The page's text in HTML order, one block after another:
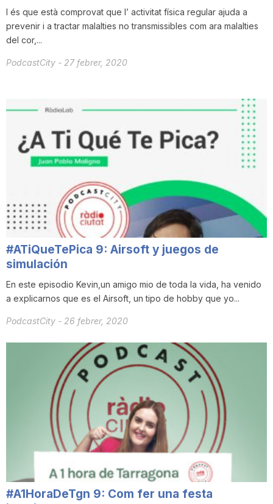
I és que està comprovat que l’ activitat física regular ajuda a
prevenir i a tractar malalties no transmissibles com ara malalties
del cor,...
PodcastCity - 27 febrer, 2020
#ATiQueTePica 9: Airsoft y juegos de
simulación
En este episodio Kevin,un amigo mio de toda la vida, ha venido
a explicarnos que es el Airsoft, un tipo de hobby que yo...
PodcastCity - 26 febrer, 2020
#A1HoraDeTgn 9: Com fer una festa